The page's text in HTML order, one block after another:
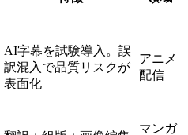
AI字幕を試験導入。誤
訳混入で品質リスクが
表面化
アニメ
配信
マンガ